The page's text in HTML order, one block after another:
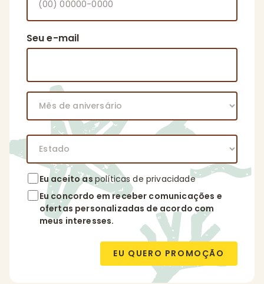
Seu e-mail
Eu aceito as políticas de privacidade
Eu concordo em receber comunicações e
ofertas personalizadas de acordo com
meus interesses.
EU QUERO PROMOÇÃO